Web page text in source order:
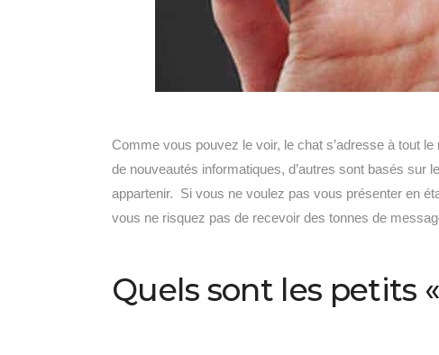
Comme vous pouvez le voir, le chat s’adresse à tout
de nouveautés informatiques, d’autres sont basés
appartenir. Si vous ne voulez pas vous présenter en
vous ne risquez pas de recevoir des tonnes de
Quels sont les petits